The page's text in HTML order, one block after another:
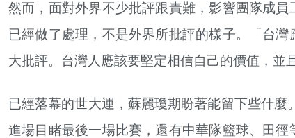
然而，面對外界不少批評跟責難，影響團隊成
已經做了處理，不是外界所批評的樣子。「台
大批評。台灣人應該要堅定相信自己的價值，並
已經落幕的世大運，蘇麗瓊期盼著能留下些什
進場目睹最後一場比賽，還有中華隊籃球、田